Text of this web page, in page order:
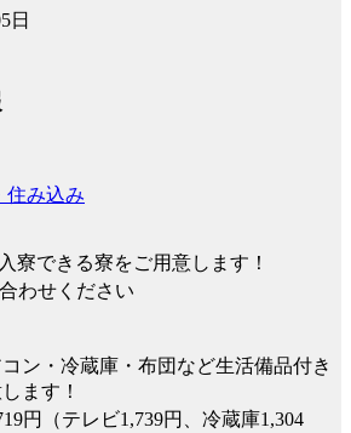
日
住み込み
寮できる寮をご用意します！
わせください
ン・冷蔵庫・布団など生活備品付き
ます！
円（テレビ1,739円、冷蔵庫1,304